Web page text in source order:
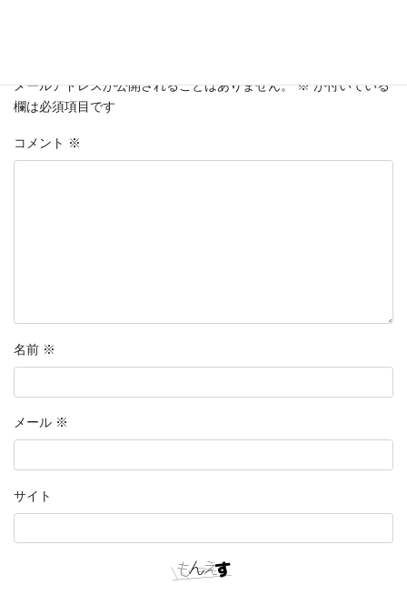
メールアドレスが公開されることはありません。 ※が付いている
欄は必須項目です
コメント ※
名前 ※
メール ※
サイト